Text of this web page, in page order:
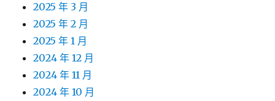
2025 年 3 月
2025 年 2 月
2025 年 1 月
2024 年 12 月
2024 年 11 月
2024 年 10 月